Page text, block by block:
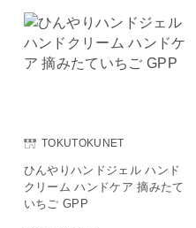
TOKUTOKUNET
ひんやりハンドジェル ハンド
クリーム ハンドケア 摘みたて
いちご GPP